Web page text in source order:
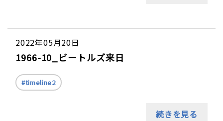
2022年05月20日
1966-10_ビートルズ来日
timeline2
続きを見る